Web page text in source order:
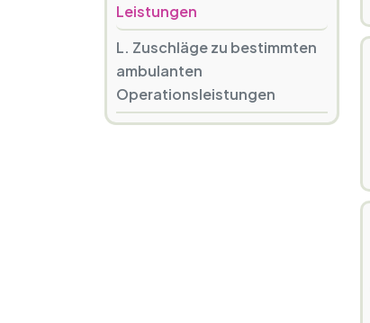
Leistungen
L. Zuschläge zu bestimmten
ambulanten
Operationsleistungen